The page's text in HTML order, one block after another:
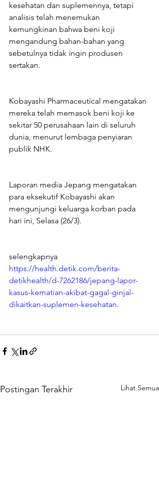
kesehatan dan suplemennya, tetapi
analisis telah menemukan
kemungkinan bahwa beni koji
mengandung bahan-bahan yang
sebetulnya tidak ingin produsen
sertakan.
Kobayashi Pharmaceutical mengatakan
mereka telah memasok beni koji ke
sekitar 50 perusahaan lain di seluruh
dunia, menurut lembaga penyiaran
publik NHK.
Laporan media Jepang mengatakan
para eksekutif Kobayashi akan
mengunjungi keluarga korban pada
hari ini, Selasa (26/3).
selengkapnya
https://health.detik.com/berita-
detikhealth/d-7262186/jepang-lapor-
kasus-kematian-akibat-gagal-ginjal-
dikaitkan-suplemen-kesehatan.
Postingan Terakhir Lihat Semua